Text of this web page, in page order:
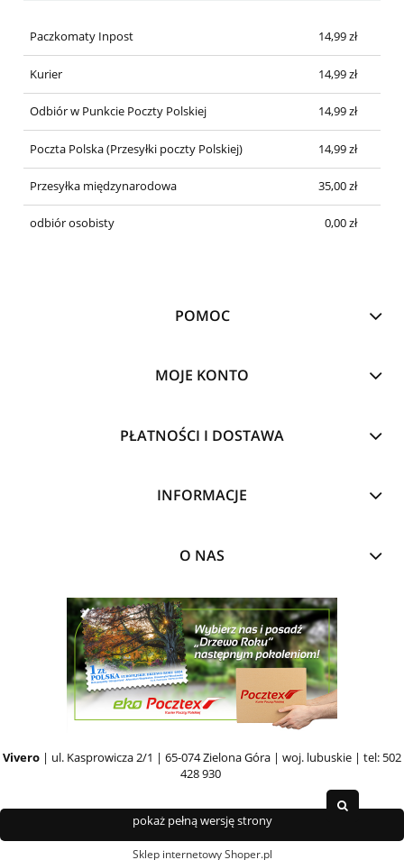
Paczkomaty Inpost 14,99 zł
Kurier 14,99 zł
Odbiór w Punkcie Poczty Polskiej 14,99 zł
Poczta Polska(Przesyłki poczty Polskiej) 14,99 zł
Przesyłka międzynarodowa 35,00 zł
odbiór osobisty 0,00 zł
POMOC
MOJE KONTO
PŁATNOŚCI I DOSTAWA
INFORMACJE
O NAS
Vivero | ul. Kasprowicza 2/1 | 65-074 Zielona Góra | woj. lubuskie | tel: 502
428 930
pokaż pełną wersję strony
Sklep internetowy Shoper.pl